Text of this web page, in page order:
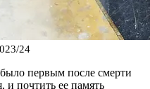
24
первым после смерти
и почтить ее память